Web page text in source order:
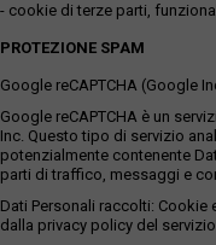
- cookie di terze parti,
PROTEZIONE SPAM
Google reCAPTCHA (Google
Google reCAPTCHA è un
Inc. Questo tipo di servizio
potenzialmente contenente
parti di traffico, messaggi e
Dati Personali raccolti:
dalla privacy policy del